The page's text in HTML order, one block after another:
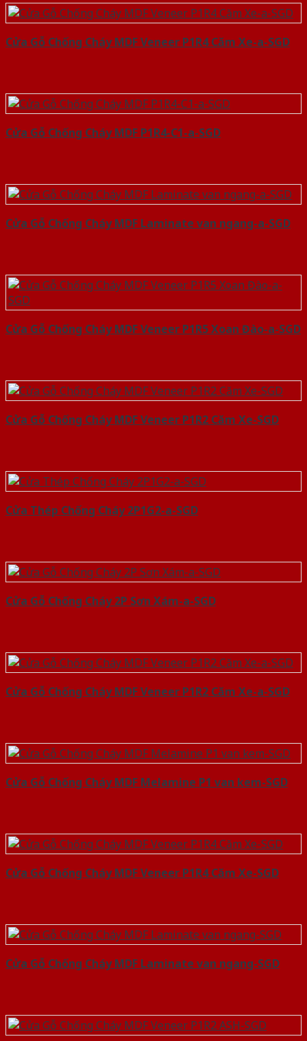
Cửa Gỗ Chống Cháy MDF Veneer P1R4 Căm Xe-a-SGD
Cửa Gỗ Chống Cháy MDF P1R4-C1-a-SGD
Cửa Gỗ Chống Cháy MDF Laminate van ngang-a-SGD
Cửa Gỗ Chống Cháy MDF Veneer P1R5 Xoan Đào-a-SGD
Cửa Gỗ Chống Cháy MDF Veneer P1R2 Căm Xe-SGD
Cửa Thép Chống Cháy 2P1G2-a-SGD
Cửa Gỗ Chống Cháy 2P Sơn Xám-a-SGD
Cửa Gỗ Chống Cháy MDF Veneer P1R2 Căm Xe-a-SGD
Cửa Gỗ Chống Cháy MDF Melamine P1 van kem-SGD
Cửa Gỗ Chống Cháy MDF Veneer P1R4 Căm Xe-SGD
Cửa Gỗ Chống Cháy MDF Laminate van ngang-SGD